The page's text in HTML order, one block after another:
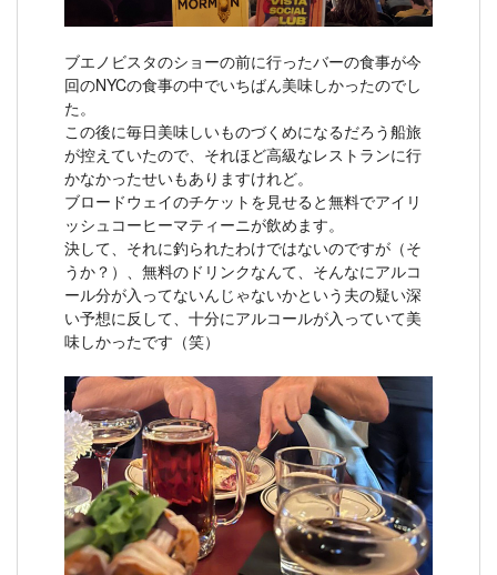
ブエノビスタのショーの前に行ったバーの食事が今
回のNYCの食事の中でいちばん美味しかったのでし
た。
この後に毎日美味しいものづくめになるだろう船旅
が控えていたので、それほど高級なレストランに行
かなかったせいもありますけれど。
ブロードウェイのチケットを見せると無料でアイリ
ッシュコーヒーマティーニが飲めます。
決して、それに釣られたわけではないのですが（そ
うか？）、無料のドリンクなんて、そんなにアルコ
ール分が入ってないんじゃないかという夫の疑い深
い予想に反して、十分にアルコールが入っていて美
味しかったです（笑）